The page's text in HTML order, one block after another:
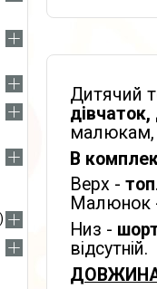
Дитячий
дівчаток,
малюкам,
В
Верх - топ
Малюнок
Низ -
відсутній.
ДОВЖИНА